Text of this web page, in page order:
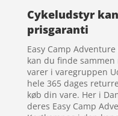
Cykeludstyr
prisgaranti
Easy Camp
kan du finde
varer i varegruppen
hele 365 dages
køb din vare. Her i
deres Easy Camp